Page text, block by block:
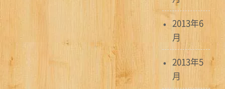
2013年6
月
2013年5
月